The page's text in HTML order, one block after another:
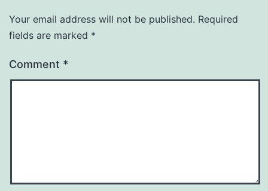
Your email address will not be published. Required
fields are marked *
Comment *